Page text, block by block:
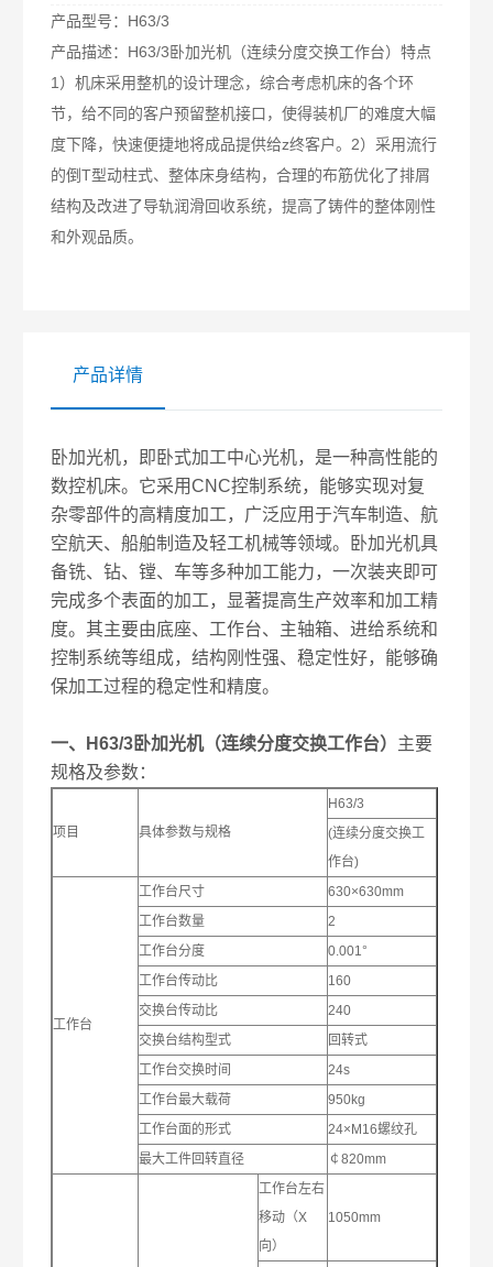
产品型号： H63/3
产品描述： H63/3卧加光机（连续分度交换工作台）特点
1）机床采用整机的设计理念，综合考虑机床的各个环
节，给不同的客户预留整机接口，使得装机厂的难度大幅
度下降，快速便捷地将成品提供给z终客户。2）采用流行
的倒T型动柱式、整体床身结构，合理的布筋优化了排屑
结构及改进了导轨润滑回收系统，提高了铸件的整体刚性
和外观品质。
产品详情
卧加光机，即卧式加工中心光机，是一种高性能的
数控机床。它采用CNC控制系统，能够实现对复
杂零部件的高精度加工，广泛应用于汽车制造、航
空航天、船舶制造及轻工机械等领域。卧加光机具
备铣、钻、镗、车等多种加工能力，一次装夹即可
完成多个表面的加工，显著提高生产效率和加工精
度。其主要由底座、工作台、主轴箱、进给系统和
控制系统等组成，结构刚性强、稳定性好，能够确
保加工过程的稳定性和精度。
一、H63/3卧加光机（连续分度交换工作台） 主要
规格及参数：
项目 具体参数与规格
H63/3
(连续分度交换工
作台)
工作台
工作台尺寸
630×630mm
工作台数量
2
工作台分度
0.001°
工作台传动比
160
交换台传动比
240
交换台结构型式
回转式
工作台交换时间
24s
工作台最大载荷
950kg
工作台面的形式
24×M16螺纹孔
最大工件回转直径
￠820mm
工作台左右
移动（X
向）
1050mm